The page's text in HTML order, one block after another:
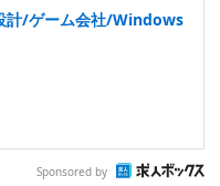
計/ゲーム会社/Windows
Sponsored by